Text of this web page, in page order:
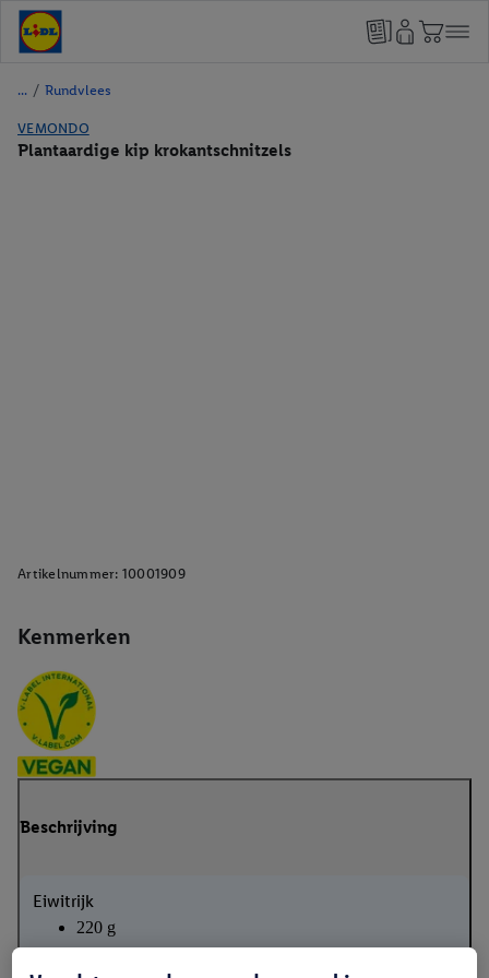
/ Rundvlees
VEMONDO
Plantaardige kip krokantschnitzels
Kenmerken
Artikelnummer: 10001909
Beschrijving
Eiwitrijk
220 g